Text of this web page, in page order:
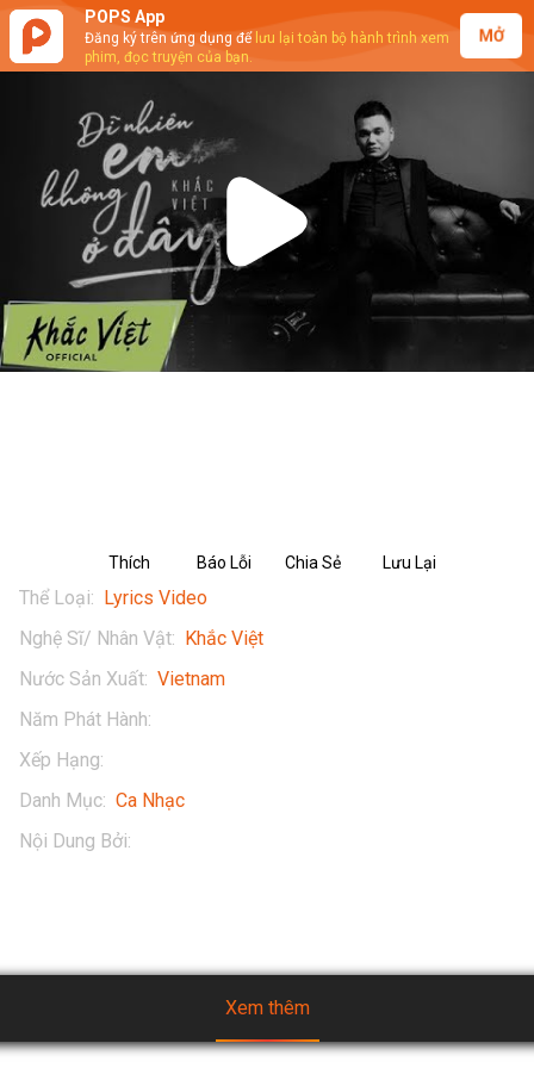
POPS App
Đăng ký trên ứng dụng để lưu lại toàn bộ hành trình xem
phim, đọc truyện của bạn.
MỞ
Play
Thích Báo Lỗi Chia Sẻ Lưu Lại
Thể Loại: Lyrics Video
Nghệ Sĩ/ Nhân Vật: Khắc Việt
Nước Sản Xuất: Vietnam
Năm Phát Hành:
Xếp Hạng:
Danh Mục: Ca Nhạc
Nội Dung Bởi:
Xem thêm